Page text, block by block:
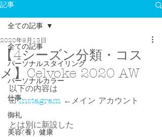
記事
全ての記事
パーソナルスタイリング
パーソナルカラー
仕事
御礼
美容(養）健康
全ての記事
【4シーズン分類・コス
メ】Celvoke 2020 AW
2020年9月13日
以下の内容は
☑ Instagram ←メイン アカウント
とは別に新設した